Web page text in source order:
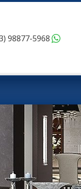
98877-5968